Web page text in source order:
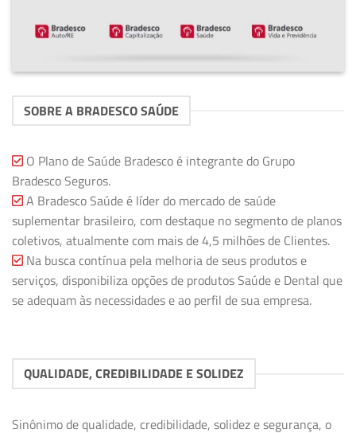
SOBRE A BRADESCO SAÚDE
O Plano de Saúde Bradesco é integrante do Grupo
Bradesco Seguros.
A Bradesco Saúde é líder do mercado de saúde
suplementar brasileiro, com destaque no segmento de planos
coletivos, atualmente com mais de 4,5 milhões de Clientes.
Na busca contínua pela melhoria de seus produtos e
serviços, disponibiliza opções de produtos Saúde e Dental que
se adequam às necessidades e ao perfil de sua empresa.
QUALIDADE, CREDIBILIDADE E SOLIDEZ
Sinônimo de qualidade, credibilidade, solidez e segurança, o